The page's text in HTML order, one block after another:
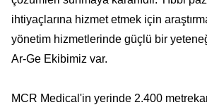
ihtiyaçlarına hizmet etmek için
yönetim hizmetlerinde güçlü bir
Ar-Ge Ekibimiz var.
MCR Medical'in yerinde 2.400